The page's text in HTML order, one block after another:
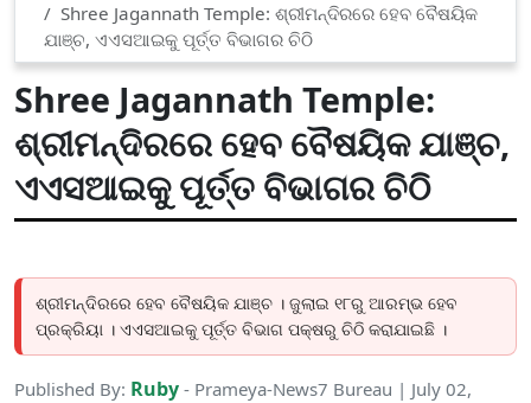
Shree Jagannath Temple: ଶ୍ରୀମନ୍ଦିରରେ ହେବ ବୈଷୟିକ
ଯାଞ୍ଚ, ଏଏସଆଇକୁ ପୂର୍ତ୍ତ ବିଭାଗର ଚିଠି
Shree Jagannath Temple:
ଶ୍ରୀମନ୍ଦିରରେ ହେବ ବୈଷୟିକ ଯାଞ୍ଚ,
ଏଏସଆଇକୁ ପୂର୍ତ୍ତ ବିଭାଗର ଚିଠି
ଶ୍ରୀମନ୍ଦିରରେ ହେବ ବୈଷୟିକ ଯାଞ୍ଚ । ଜୁଲାଇ ୧୮ରୁ ଆରମ୍ଭ ହେବ
ପ୍ରକ୍ରିୟା । ଏଏସଆଇକୁ ପୂର୍ତ୍ତ ବିଭାଗ ପକ୍ଷରୁ ଚିଠି କରାଯାଇଛି ।
Published By: Ruby - Prameya-News7 Bureau | July 02,